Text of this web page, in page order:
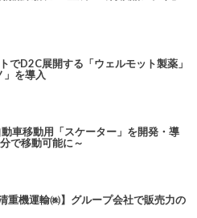
でD2C展開する「ウェルモット製薬」
」を導入
車移動用「スケーター」を開発・導
で移動可能に～
重機運輸㈱】グループ会社で販売力の